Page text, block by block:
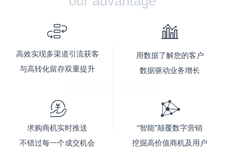
高效实现多渠道引流获客
与高转化留存双重提升
用数据了解您的客户
数据驱动业务增长
求购商机实时推送
不错过每一个成交机会
“智能”颠覆数字营销
挖掘高价值商机及用户